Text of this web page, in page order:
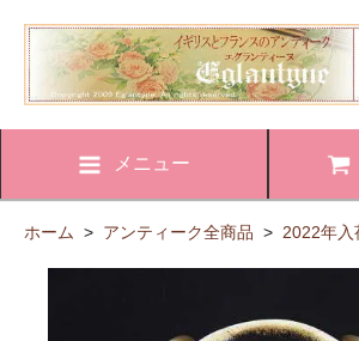
メニュー
ホーム > アンティーク全商品 > 2022年入